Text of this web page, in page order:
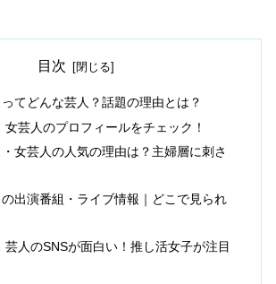
目次
てどんな芸人？話題の理由とは？
女芸人のプロフィールをチェック！
女芸人の人気の理由は？主婦層に刺さ
出演番組・ライブ情報｜どこで見られ
芸人のSNSが面白い！推し活女子が注目